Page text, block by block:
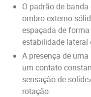
O padrão de
ombro externo
espaçada de
estabilidade
A presença de
um contato
sensação de
rotação.